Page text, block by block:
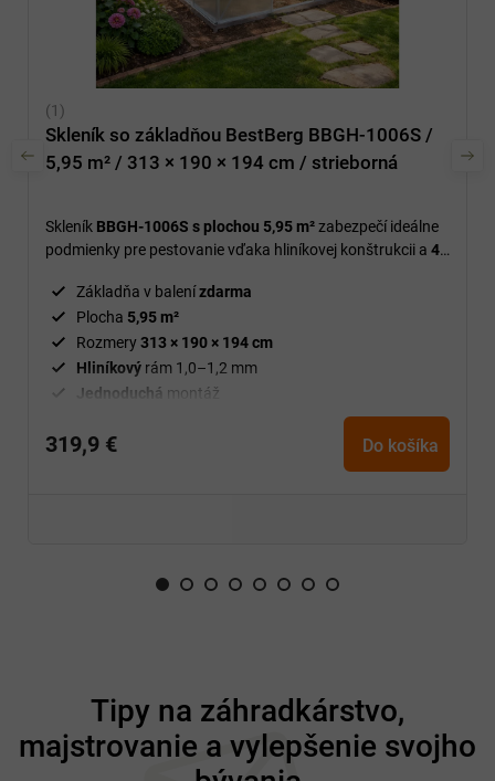
Skleník so základňou BestBerg BBGH-1006S /
5,95 m² / 313 × 190 × 194 cm / strieborná
Skleník BBGH-1006S s plochou 5,95 m²zabezpečí ideálne
podmienky pre pestovanie vďaka hliníkovej konštrukcii a 4
Základňa v balenízdarma
Plocha 5,95 m²
Rozmery313 × 190 × 194 cm
Hliníkový rám 1,0–1,2 mm
Jednoduchá montáž
319,9 € Do košíka
Tipy na záhradkárstvo,
majstrovanie a vylepšenie svojho